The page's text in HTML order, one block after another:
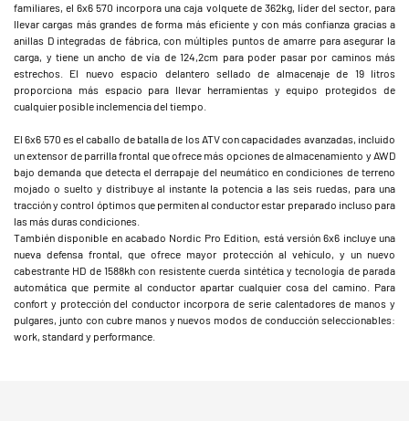
familiares, el 6x6 570 incorpora una caja volquete de 362kg, líder del sector, para
llevar cargas más grandes de forma más eficiente y con más confianza gracias a
anillas D integradas de fábrica, con múltiples puntos de amarre para asegurar la
carga, y tiene un ancho de vía de 124,2cm para poder pasar por caminos más
estrechos. El nuevo espacio delantero sellado de almacenaje de 19 litros
proporciona más espacio para llevar herramientas y equipo protegidos de
cualquier posible inclemencia del tiempo.
El 6x6 570 es el caballo de batalla de los ATV con capacidades avanzadas, incluido
un extensor de parrilla frontal que ofrece más opciones de almacenamiento y AWD
bajo demanda que detecta el derrapaje del neumático en condiciones de terreno
mojado o suelto y distribuye al instante la potencia a las seis ruedas, para una
tracción y control óptimos que permiten al conductor estar preparado incluso para
las más duras condiciones.
También disponible en acabado Nordic Pro Edition, está versión 6x6 incluye una
nueva defensa frontal, que ofrece mayor protección al vehículo, y un nuevo
cabestrante HD de 1588kh con resistente cuerda sintética y tecnología de parada
automática que permite al conductor apartar cualquier cosa del camino. Para
confort y protección del conductor incorpora de serie calentadores de manos y
pulgares, junto con cubre manos y nuevos modos de conducción seleccionables:
work, standard y performance.